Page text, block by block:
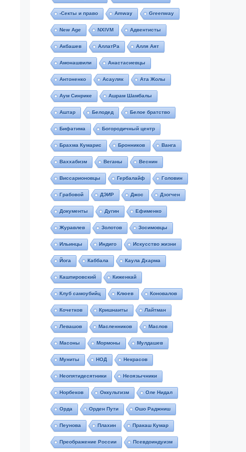
-Секты и право Amway Greenway
New Age NXIVM Адвентисты
Акбашев АллатРа Алля Аят
Амонашвили Анастасиевцы
Антоненко Асауляк Ата Жолы
Аум Синрике Ашрам Шамбалы
Аштар Белодед Белое братство
Бифатима Богородичный центр
Брахма Кумарис Бронников Ванга
Ваххабизм Веганы Веснин
Виссарионовцы Гербалайф Головин
Грабовой ДЭИР Джос Дзогчен
Документы Дугин Ефименко
Журавлев Золотов Зосимовцы
Ильинцы Индиго Искусство жизни
Йога Каббала Каула Дхарма
Кашпировский Киженкай
Клуб самоубийц Клюев Коновалов
Кочетков Кришнаиты Лайтман
Левашов Масленников Маслов
Масоны Мормоны Мулдашев
Муниты НОД Некрасов
Неопятидесятники Неоязычники
Норбеков Оккультизм Оле Нидал
Орда Орден Пути Ошо Раджниш
Пеунова Плахин Пракаш Кумар
Преображение России Псевдоиндуизм